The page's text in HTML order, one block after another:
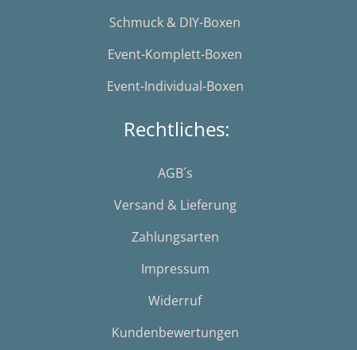
Schmuck & DIY-Boxen
Event-Komplett-Boxen
Event-Individual-Boxen
Rechtliches:
AGB´s
Versand & Lieferung
Zahlungsarten
Impressum
Widerruf
Kundenbewertungen